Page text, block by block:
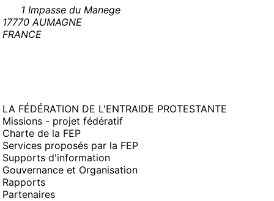
1 Impasse du Manege
17770 AUMAGNE
FRANCE
LA FÉDÉRATION DE L'ENTRAIDE PROTESTANTE
Missions - projet fédératif
Charte de la FEP
Services proposés par la FEP
Supports d'information
Gouvernance et Organisation
Rapports
Partenaires